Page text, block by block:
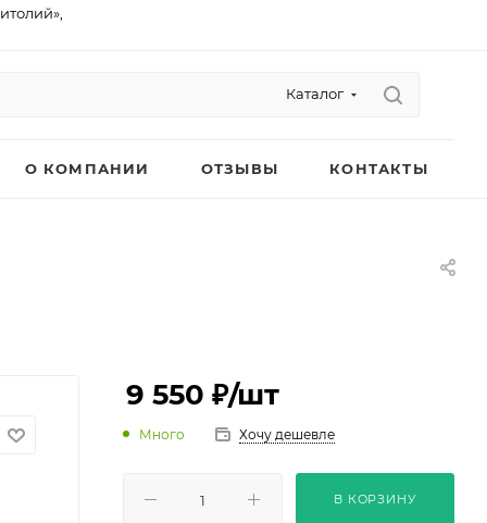
Каталог
О КОМПАНИИ ОТЗЫВЫ КОНТАКТЫ
9 550 ₽/шт
Много Хочу дешевле
В КОРЗИНУ